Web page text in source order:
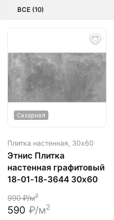
ВСЕ (10)
Сахарная
Плитка настенная, 30х60
Этнис Плитка
настенная графитовый
18-01-18-3644 30х60
990₽/м2
590 ₽/м2